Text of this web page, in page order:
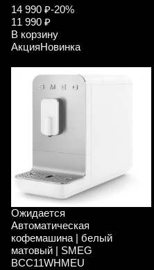
14 990 ₽-20%
11 990 ₽
В корзину
АкцияНовинка
Ожидается
Автоматическая
кофемашина | белый
матовый | SMEG
BCC11WHMEU